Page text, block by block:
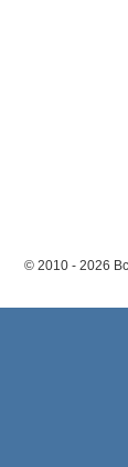
© 2010 - 2026